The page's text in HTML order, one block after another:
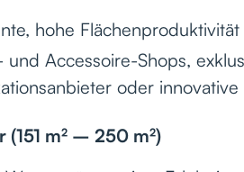
hohe
und Accessoire-Shops,
oder
m² – 250 m²)